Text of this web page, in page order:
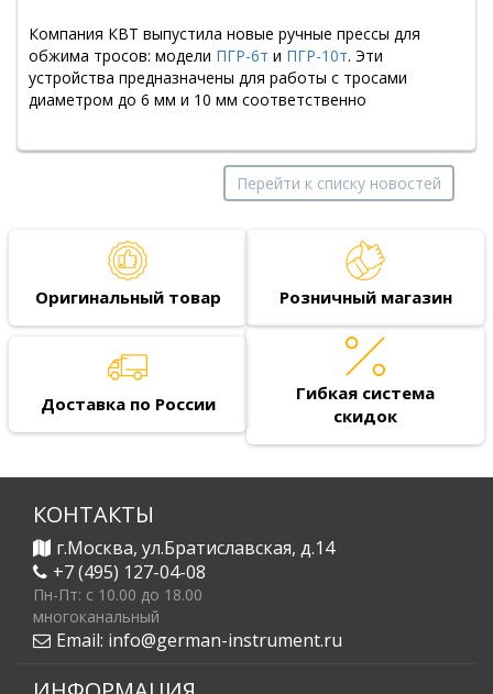
Компания КВТ выпустила новые ручные прессы для
обжима тросов: модели ПГР-6т и ПГР-10т. Эти
устройства предназначены для работы с тросами
диаметром до 6 мм и 10 мм соответственно
Перейти к списку новостей
Оригинальный товар Розничный магазин
Доставка по России
Гибкая система
скидок
КОНТАКТЫ
г.Москва, ул.Братиславская, д.14
+7 (495) 127-04-08
Пн-Пт: c 10.00 до 18.00
многоканальный
Email: info@german-instrument.ru